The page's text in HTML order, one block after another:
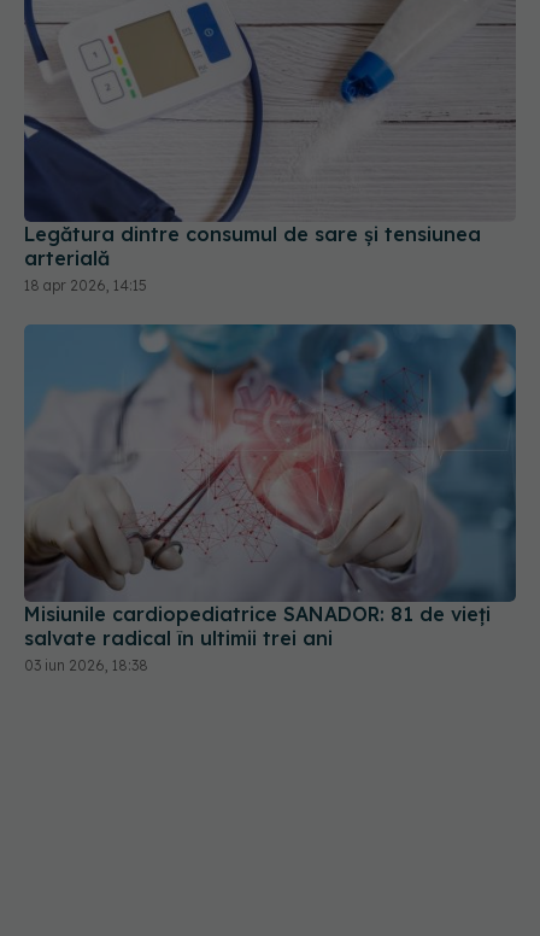
Legătura dintre consumul de sare și tensiunea
arterială
18 apr 2026, 14:15
Misiunile cardiopediatrice SANADOR: 81 de vieți
salvate radical în ultimii trei ani
03 iun 2026, 18:38